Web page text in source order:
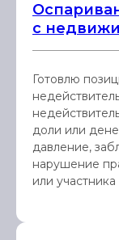
с
Готовлю
доли или
давление,
нарушение
или